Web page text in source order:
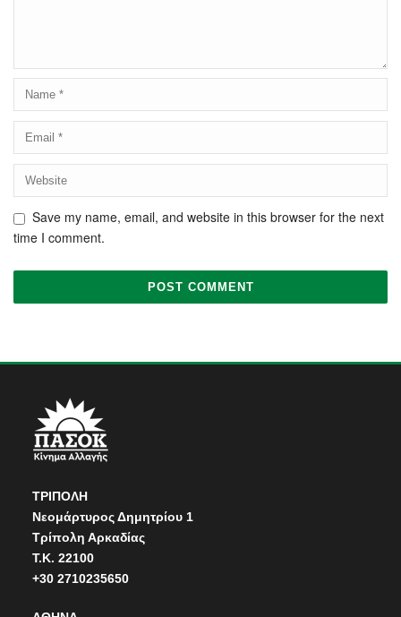
Save my name, email, and website in this browser for the next
time I comment.
ΤΡΙΠΟΛΗ
Νεομάρτυρος Δημητρίου 1
Τρίπολη Αρκαδίας
Τ.Κ. 22100
+30 2710235650